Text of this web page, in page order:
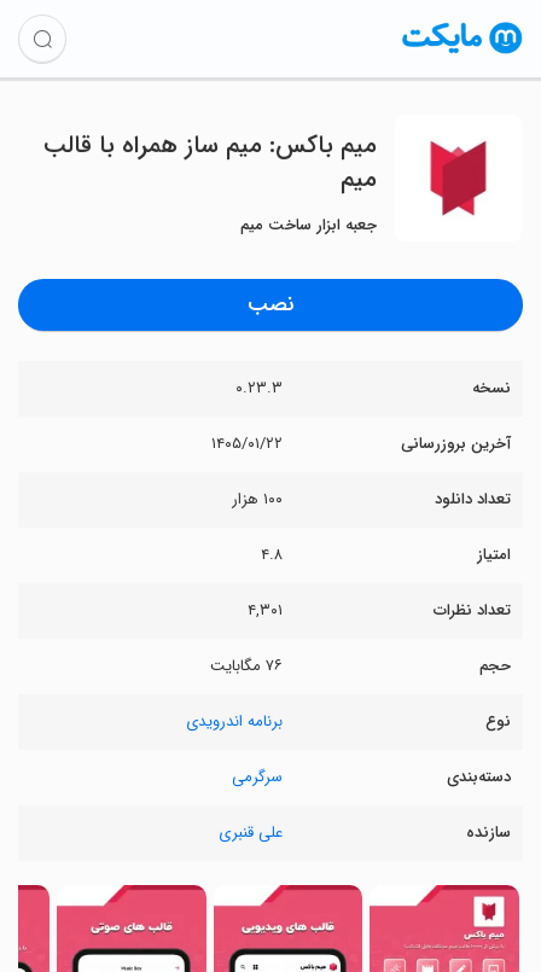
میم باکس: میم ساز همراه با قالب
میم
جعبه ابزار ساخت میم
نصب
نسخه ۰.۲۳.۳
آخرین بروزرسانی ۱۴۰۵/۰۱/۲۲
تعداد دانلود ۱۰۰ هزار
امتیاز ۴.۸
تعداد نظرات ۴,۳۰۱
حجم ۷۶ مگابایت
نوع برنامه اندرویدی
دسته‌بندی سرگرمی
سازنده علی قنبری